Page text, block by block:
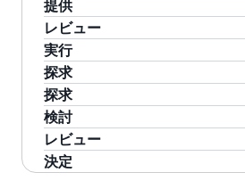
を AWS に移行し、(新しい) 分
る作業は、お客様の判断で行う
客様は AWS の統制およびコン
るドキュメントを使用して、必
価および検証手順を実行できま
お客様、またはその両方によっ
例です。
AWS のセキュリティ、アイデ
プライアンスのサービスを評
ィとコンプライアンスの目標
に、どのように利用できるか
提供
Cloud Audit Academyのトレー
を活用して、社内外の監査チ
特化した学習機会を提供しま
レビュー
第三者機関の監査証明文書を
の環境で継承された制御と、
実行
AWS ワークロードのWell-
探求
探求
検討
レビュー
決定